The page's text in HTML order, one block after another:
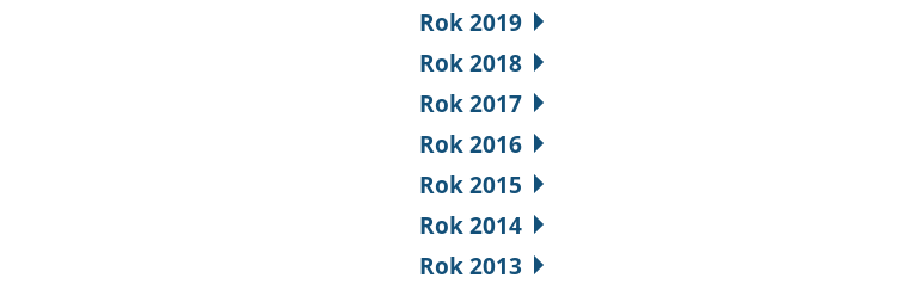
Rok 2019
Rok 2018
Rok 2017
Rok 2016
Rok 2015
Rok 2014
Rok 2013